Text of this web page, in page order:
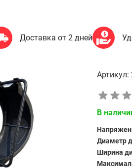
Доставка от 2 дней
Артикул:
В
Диаметр
Ширина